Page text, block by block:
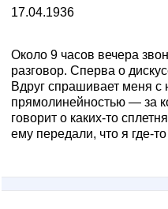
17.04.1936
Около 9 часов вечера
разговор. Сперва о
Вдруг спрашивает меня с
прямолинейностью — за
говорит о каких-то
ему передали, что я где-